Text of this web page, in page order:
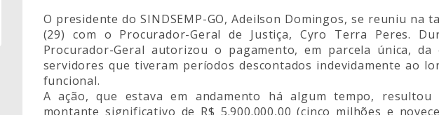
O presidente do SINDSEMP-GO, Adeilson Domingos, se reuniu na
(29) com o Procurador-Geral de Justiça, Cyro Terra Peres.
Procurador-Geral autorizou o pagamento, em parcela única, da
servidores que tiveram períodos descontados indevidamente ao
funcional.
A ação, que estava em andamento há algum tempo,
montante significativo de R$ 5.900.000,00 (cinco milhões e